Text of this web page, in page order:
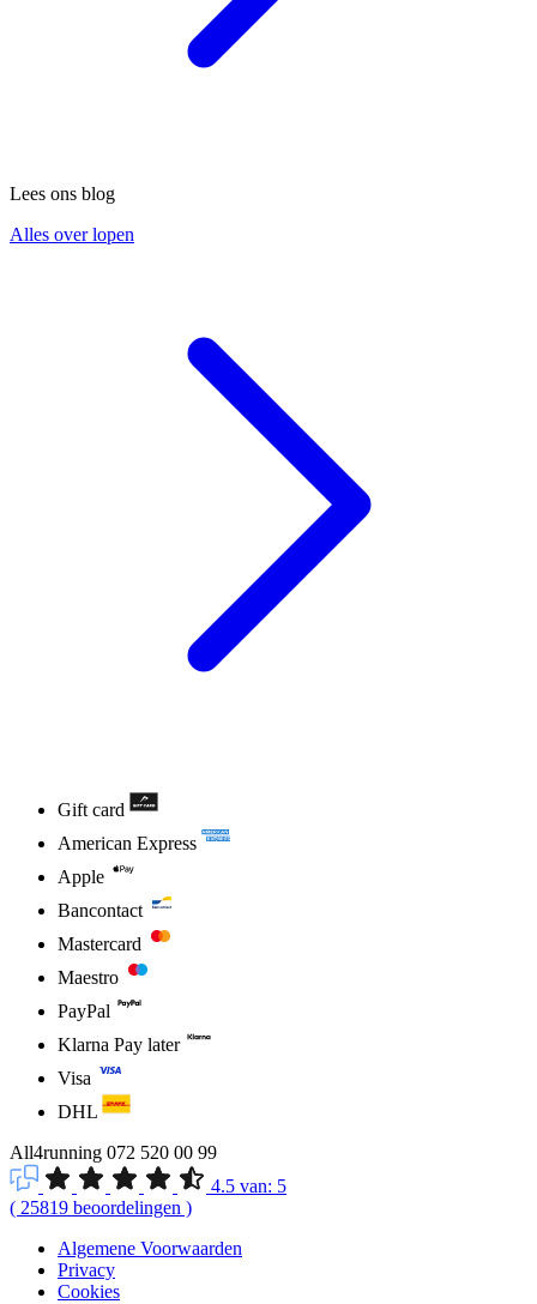
Lees ons blog
Alles over lopen
Gift card
American Express
Apple
Bancontact
Mastercard
Maestro
PayPal
Klarna Pay later
Visa
DHL
All4running 072 520 00 99
4.5 van: 5
( 25819 beoordelingen )
Algemene Voorwaarden
Privacy
Cookies